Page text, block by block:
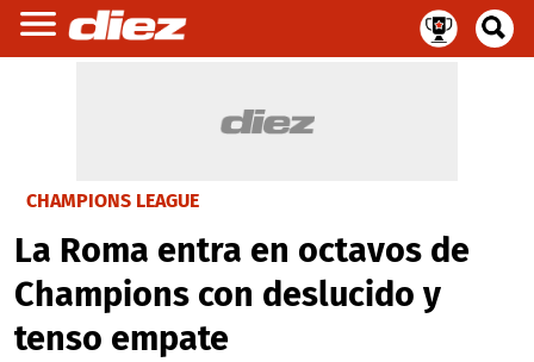
CHAMPIONS LEAGUE
La Roma entra en octavos de
Champions con deslucido y
tenso empate